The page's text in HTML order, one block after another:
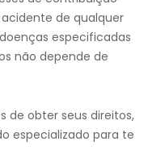
acidente de qualquer
especificadas
não depende de
de obter seus direitos,
especializado para te